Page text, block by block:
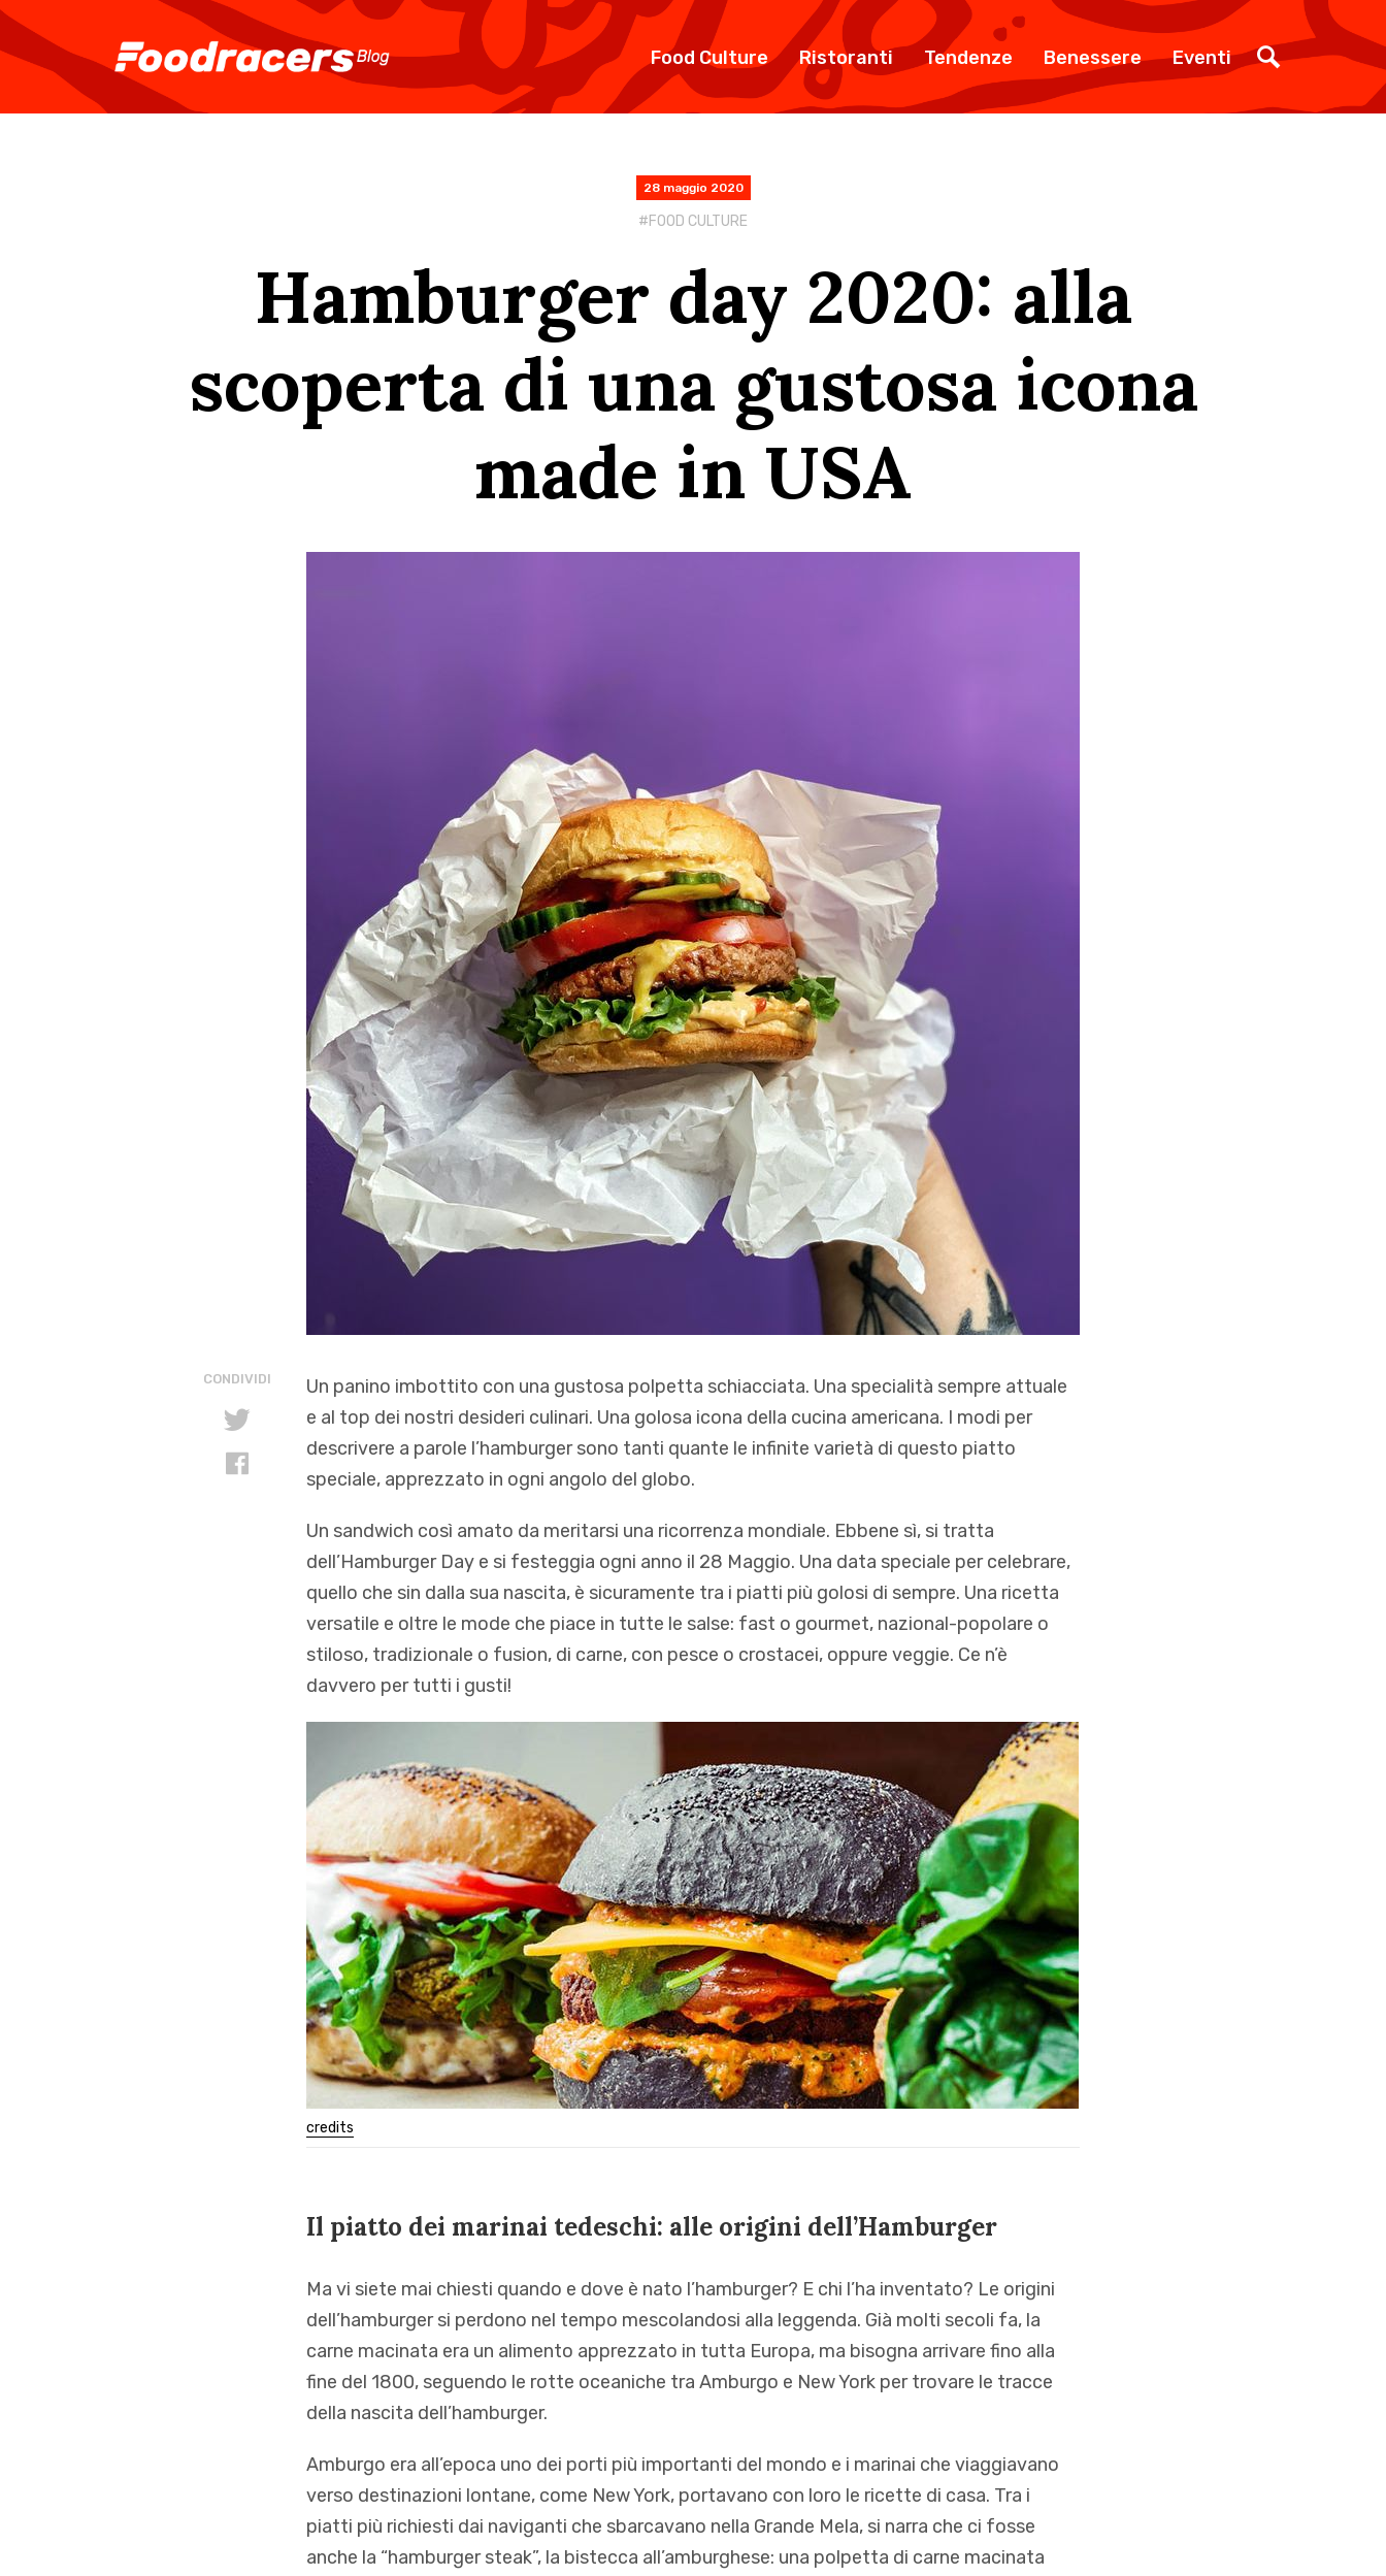
Food Culture Ristoranti Tendenze Benessere Eventi
28 maggio 2020
FOOD CULTURE
Hamburger day 2020: alla
scoperta di una gustosa icona
made in USA
Un panino imbottito con una gustosa polpetta schiacciata. Una specialità sempre attuale
e al top dei nostri desideri culinari. Una golosa icona della cucina americana. I modi per
descrivere a parole l’hamburger sono tanti quante le infinite varietà di questo piatto
speciale, apprezzato in ogni angolo del globo.
Un sandwich così amato da meritarsi una ricorrenza mondiale. Ebbene sì, si tratta
dell’Hamburger Day e si festeggia ogni anno il 28 Maggio. Una data speciale per celebrare,
quello che sin dalla sua nascita, è sicuramente tra i piatti più golosi di sempre. Una ricetta
versatile e oltre le mode che piace in tutte le salse: fast o gourmet, nazional-popolare o
stiloso, tradizionale o fusion, di carne, con pesce o crostacei, oppure veggie. Ce n’è
davvero per tutti i gusti!
credits
Il piatto dei marinai tedeschi: alle origini dell’Hamburger
Ma vi siete mai chiesti quando e dove è nato l’hamburger? E chi l’ha inventato? Le origini
dell’hamburger si perdono nel tempo mescolandosi alla leggenda. Già molti secoli fa, la
carne macinata era un alimento apprezzato in tutta Europa, ma bisogna arrivare fino alla
fine del 1800, seguendo le rotte oceaniche tra Amburgo e New York per trovare le tracce
della nascita dell’hamburger.
Amburgo era all’epoca uno dei porti più importanti del mondo e i marinai che viaggiavano
verso destinazioni lontane, come New York, portavano con loro le ricette di casa. Tra i
piatti più richiesti dai naviganti che sbarcavano nella Grande Mela, si narra che ci fosse
anche la “hamburger steak”, la bistecca all’amburghese: una polpetta di carne macinata
CONDIVIDI